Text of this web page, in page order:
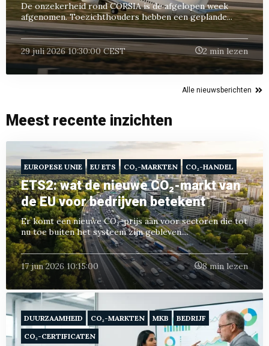
De onzekerheid rond CORSIA is de afgelopen week
afgenomen. Toezichthouders hebben een geplande...
29 juli 2026 10:30:00 CEST 2 min lezen
Alle nieuwsberichten
Meest recente inzichten
EUROPESE UNIE EU ETS CO₂-MARKTEN CO₂-HANDEL
ETS2: wat de nieuwe CO₂-markt van
de EU voor bedrijven betekent
Er komt een nieuwe CO₂-prijs aan voor sectoren die tot
nu toe buiten het systeem zijn gebleven....
17 jun 2026 10:15:00 8 min lezen
DUURZAAMHEID CO₂-MARKTEN MKB
BEDRIJF
CO₂-CERTIFICATEN